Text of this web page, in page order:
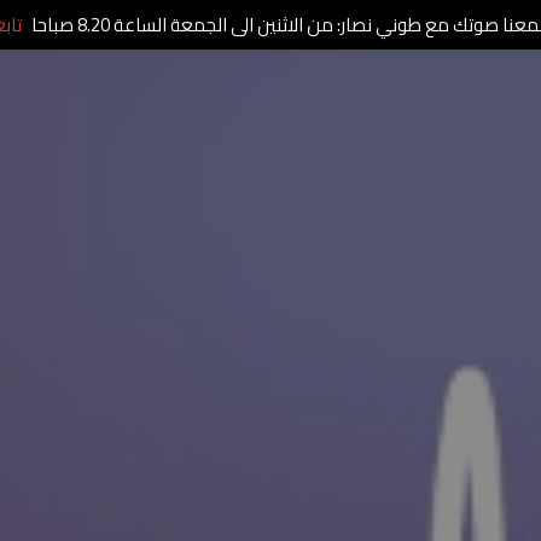
صوتك مع طوني نصار: من الاثنين الى الجمعة الساعة 8.20 صباحا